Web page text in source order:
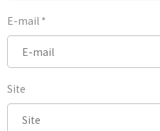
E-mail *
Site